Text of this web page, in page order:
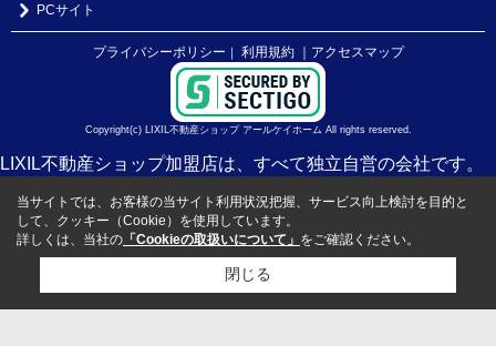
PCサイト
プライバシーポリシー 利用規約 ｜アクセスマップ
Copyright(c) LIXIL不動産ショップ アールケイホーム All rights reserved.
LIXIL不動産ショップ加盟店は、すべて独立自営の会社です。
当サイトでは、お客様の当サイト利用状況把握、サービス向上検討を目的と
して、クッキー（Cookie）を使用しています。
詳しくは、当社の 「Cookieの取扱いについて」 をご確認ください。
閉じる